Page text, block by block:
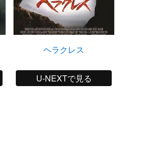
ヘラクレス
U-NEXTで見る